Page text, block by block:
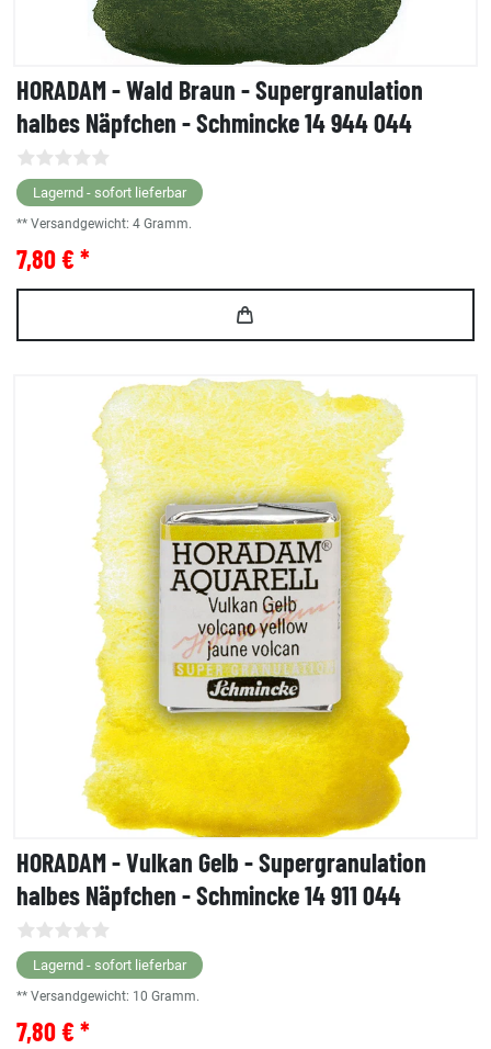
HORADAM - Wald Braun - Supergranulation
halbes Näpfchen - Schmincke 14 944 044
Lagernd - sofort lieferbar
** Versandgewicht: 4 Gramm.
7,80 € *
HORADAM - Vulkan Gelb - Supergranulation
halbes Näpfchen - Schmincke 14 911 044
Lagernd - sofort lieferbar
** Versandgewicht: 10 Gramm.
7,80 € *